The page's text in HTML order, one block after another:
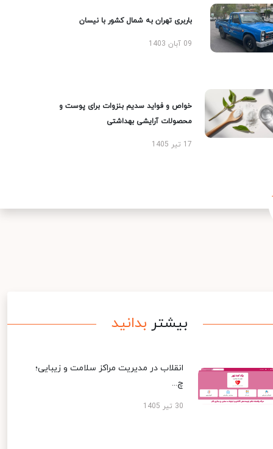
باربری تهران به شمال کشور با نیسان
09 آبان 1403
خواص و فواید سدیم بنزوات برای پوست و
محصولات آرایشی بهداشتی
17 تیر 1405
بیشتر بدانید
انقلاب در مدیریت مراکز سلامت و زیبایی؛
چ...
30 تیر 1405